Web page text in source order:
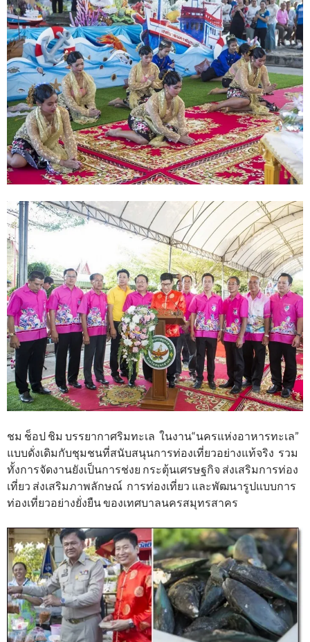
ชม ช็อป ชิม บรรยากาศริมทะเล ในงาน“นครแห่งอาหารทะเล”
แบบดั่งเดิมกับชุมชนที่สนับสนุนการท่องเที่ยวอย่างแท้จริง รวม
ทั้งการจัดงานยังเป็นการช่งย กระตุ้นเศรษฐกิจ ส่งเสริมการท่อง
เที่ยว ส่งเสริมภาพลักษณ์ การท่องเที่ยว และพัฒนารูปแบบการ
ท่องเที่ยวอย่างยั่งยืน ของเทศบาลนครสมุทรสาคร